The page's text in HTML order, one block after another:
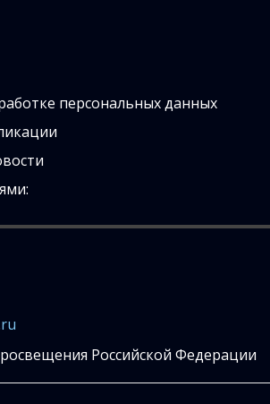
персональных данных